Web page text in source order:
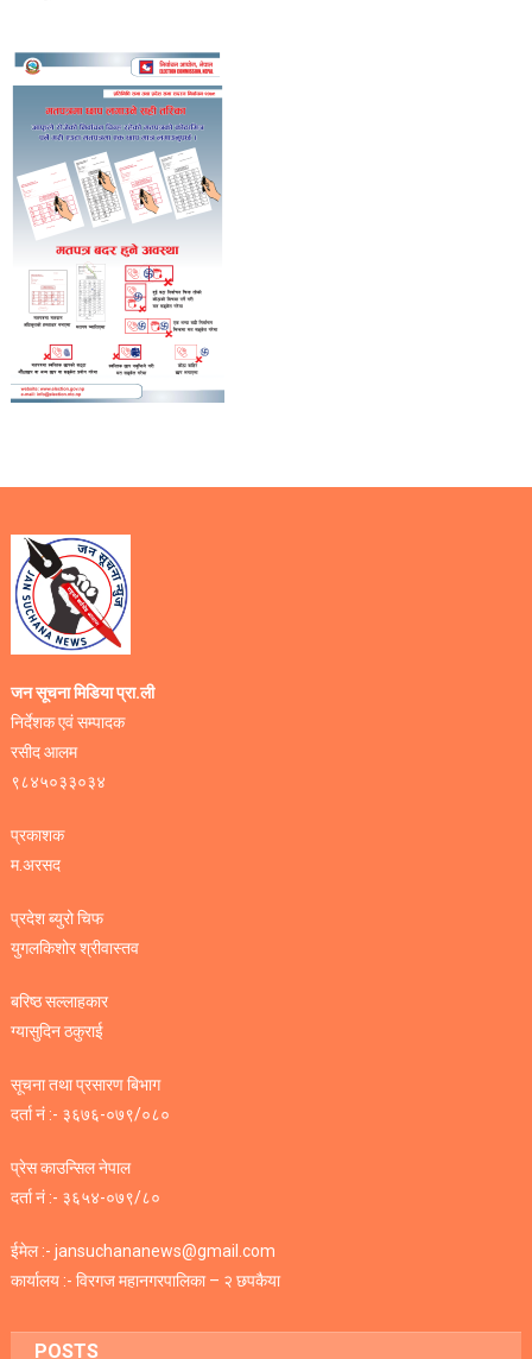
जन सूचना मिडिया प्रा.ली
निर्देशक एवं सम्पादक
रसीद आलम
९८४५०३३०३४
प्रकाशक
म.अरसद
प्रदेश ब्युरो चिफ
युगलकिशोर श्रीवास्तव
बरिष्ठ सल्लाहकार
ग्यासुदिन ठकुराई
सूचना तथा प्रसारण बिभाग
दर्ता नं :- ३६७६-०७९/०८०
प्रेस काउन्सिल नेपाल
दर्ता नं :- ३६५४-०७९/८०
ईमेल :- jansuchananews@gmail.com
कार्यालय :- विरगज महानगरपालिका – २ छपकैया
POSTS